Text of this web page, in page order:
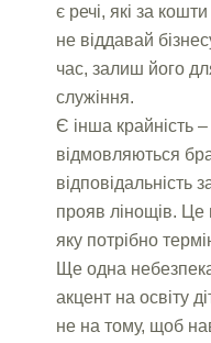
є речі, які за
не віддавай
час, залиш його
служіння.
Є інша крайність
відмовляються
відповідальність
прояв лінощів. Це
яку потрібно
Ще одна
акцент на освіту
не на тому, щоб